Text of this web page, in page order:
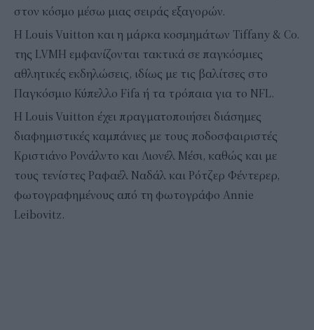
στον κόσμο μέσω μιας σειράς εξαγορών.
Η Louis Vuitton και η μάρκα κοσμημάτων Tiffany & Co.
της LVMH εμφανίζονται τακτικά σε παγκόσμιες
αθλητικές εκδηλώσεις, ιδίως με τις βαλίτσες στο
Παγκόσμιο Κύπελλο Fifa ή τα τρόπαια για το NFL.
Η Louis Vuitton έχει πραγματοποιήσει διάσημες
διαφημιστικές καμπάνιες με τους ποδοσφαιριστές
Κριστιάνο Ρονάλντο και Λιονέλ Μέσι, καθώς και με
τους τενίστες Ραφαέλ Ναδάλ και Ρότζερ Φέντερερ,
φωτογραφημένους από τη φωτογράφο Annie
Leibovitz.